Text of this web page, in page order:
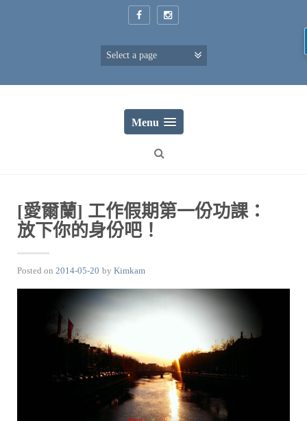
Menu
[愛爾蘭] 工作假期第一份功課：
放下你的身份吧！
Posted on 2014-05-20 by Kimkam